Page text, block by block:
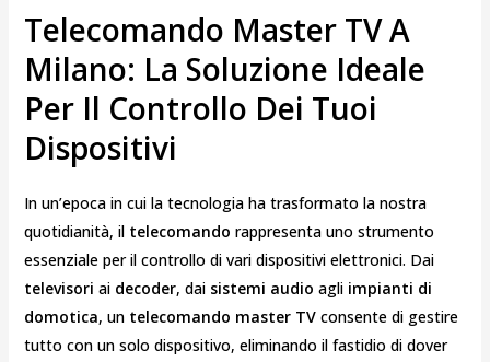
Telecomando Master TV A
Milano: La Soluzione Ideale
Per Il Controllo Dei Tuoi
Dispositivi
In un’epoca in cui la tecnologia ha trasformato la nostra
quotidianità, il telecomando rappresenta uno strumento
essenziale per il controllo di vari dispositivi elettronici. Dai
televisori ai decoder, dai sistemi audio agli impianti di
domotica, un telecomando master TVconsente di gestire
tutto con un solo dispositivo, eliminando il fastidio di dover